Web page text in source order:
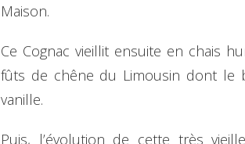
Maison.
Ce Cognac vieillit ensuite en chais
fûts de chêne du Limousin dont le
vanille.
Puis, l’évolution de cette très